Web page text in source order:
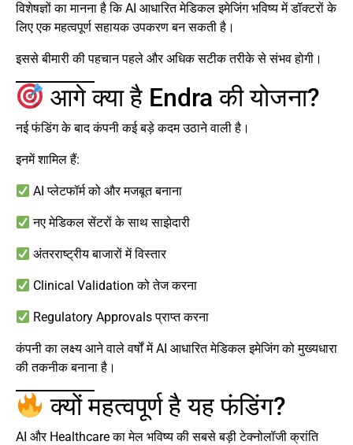
विशेषज्ञों का मानना है कि AI आधारित मेडिकल इमेजिंग भविष्य में डॉक्टरों के
लिए एक महत्वपूर्ण सहायक उपकरण बन सकती है।
इससे बीमारी की पहचान पहले और अधिक सटीक तरीके से संभव होगी।
आगे क्या है Endra की योजना?
नई फंडिंग के बाद कंपनी कई बड़े कदम उठाने वाली है।
इनमें शामिल हैं:
AI प्लेटफॉर्म को और मजबूत बनाना
नए मेडिकल सेंटरों के साथ साझेदारी
अंतरराष्ट्रीय बाजारों में विस्तार
Clinical Validation को तेज करना
Regulatory Approvals प्राप्त करना
कंपनी का लक्ष्य आने वाले वर्षों में AI आधारित मेडिकल इमेजिंग को मुख्यधारा
की तकनीक बनाना है।
क्यों महत्वपूर्ण है यह फंडिंग?
AI और Healthcare का मेल भविष्य की सबसे बड़ी टेक्नोलॉजी क्रांति